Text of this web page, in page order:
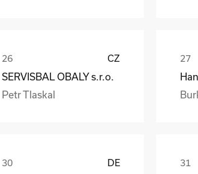
CZ
SERVISBAL OBALY s.r.o.
Petr Tlaskal
DE